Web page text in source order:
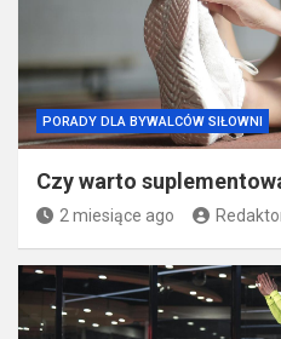
PORADY DLA BYWALCÓW SIŁOWNI
Czy warto
2 miesiące ago